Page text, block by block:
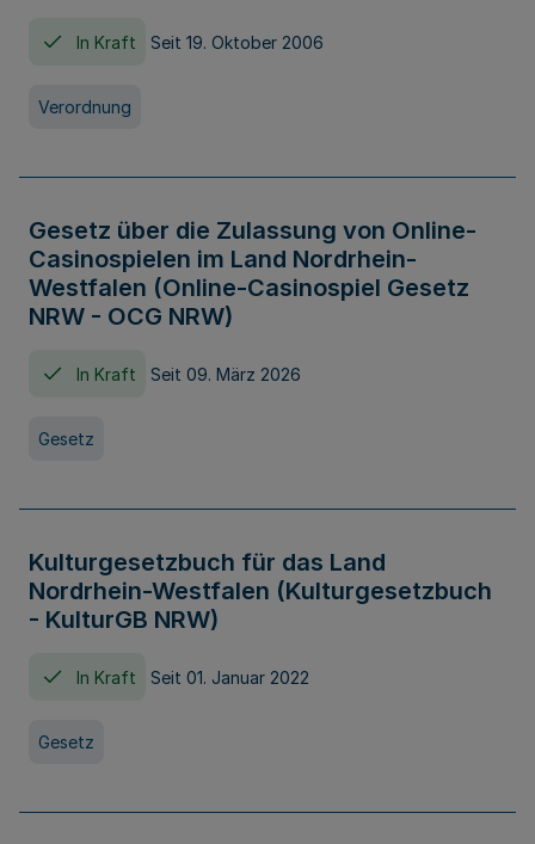
In Kraft Seit 19. Oktober 2006
Verordnung
Gesetz über die Zulassung von Online-
Casinospielen im Land Nordrhein-
Westfalen (Online-Casinospiel Gesetz
NRW - OCG NRW)
In Kraft Seit 09. März 2026
Gesetz
Kulturgesetzbuch für das Land
Nordrhein-Westfalen (Kulturgesetzbuch
- KulturGB NRW)
In Kraft Seit 01. Januar 2022
Gesetz